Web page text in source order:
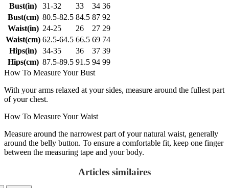
Bust(in)
31-32 33 34 36
Bust(cm) 80.5-82.5 84.5 87 92
Waist(in) 24-25 26 27 29
Waist(cm) 62.5-64.5 66.5 69 74
Hips(in)
34-35 36 37 39
Hips(cm) 87.5-89.5 91.5 94 99
How To Measure Your Bust
With your arms relaxed at your sides, measure around the fullest part
of your chest.
How To Measure Your Waist
Measure around the narrowest part of your natural waist, generally
around the belly button. To ensure a comfortable fit, keep one finger
between the measuring tape and your body.
Articles similaires